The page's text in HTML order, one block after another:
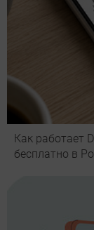
Как работает
бесплатно в